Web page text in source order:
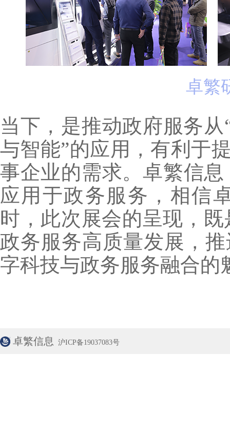
卓繁
当下，是推动政府服务
与智能”的应用，有利于
事企业的需求。卓繁信
应用于政务服务，相信
时，此次展会的呈现，
政务服务高质量发展，
字科技与政务服务融合的
卓繁信息 沪ICP备19037083号